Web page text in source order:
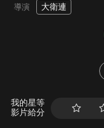
導演 大衛連
我的星等
影片給分